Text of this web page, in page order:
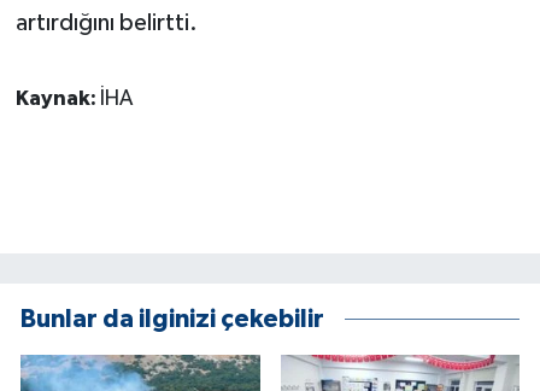
artırdığını belirtti.
Kaynak: İHA
Bunlar da ilginizi çekebilir
Otomobil
POLİTİKA